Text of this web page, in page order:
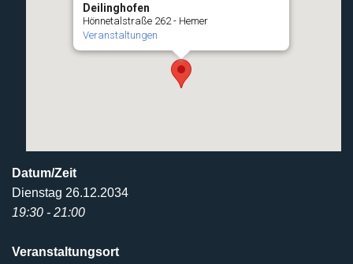
Deilinghofen
Hönnetalstraße 262 - Hemer
Veranstaltungen
Datum/Zeit
Dienstag 26.12.2034
19:30 - 21:00
Veranstaltungsort